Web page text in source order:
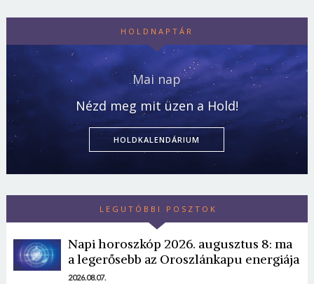
HOLDNAPTÁR
Mai nap
Nézd meg mit üzen a Hold!
HOLDKALENDÁRIUM
LEGUTÓBBI POSZTOK
Napi horoszkóp 2026. augusztus 8: ma
a legerősebb az Oroszlánkapu energiája
2026.08.07.